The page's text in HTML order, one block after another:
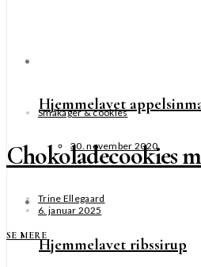
Hjemmelavet
30. november 2020
Hjemmelavet ribssirup
Småkager & cookies
Chokoladecookies
Trine Ellegaard
6. januar 2025
SE MERE